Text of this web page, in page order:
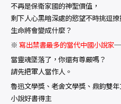
不再是保衛家國的神聖價值，
剩下人心黑暗深處的慾望不時挑逗撩
生命將會變成什麼？
※ 寫出禁書最多的當代中國小說家
當靈魂墜落了，你還有尊嚴嗎？
請先把軍人當作人。
魯迅文學獎、老舍文學獎、鼎鈞雙
小說好書得主